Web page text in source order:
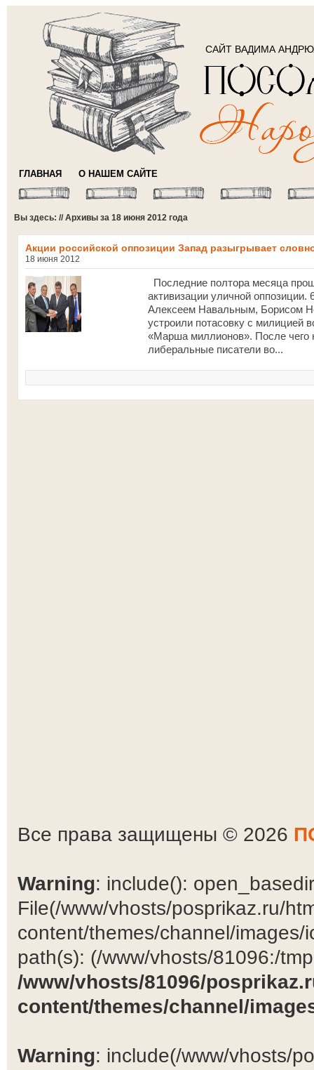
САЙТ ВАДИМА
ГЛАВНАЯ О НАШЕМ САЙТЕ
Вы здесь: // Архивы за 18 июня 2012 года
Акции российской оппозиции Запад разыгрывает
18 июня 2012
Последние полтора месяца
активизации уличной оппозиции.
Алексеем Навальным, Борисом
устроили потасовку с милицией
«Марша миллионов». После чего
либеральные писатели во...
Все права защищены © 2026
Warning: include():
File(/www/vhosts/posprikaz.ru/
content/themes/channel/
path(s): (/www/vhosts/81096:/
/www/vhosts/81096/
content/themes/channel/
Warning: include(/www/vhosts/